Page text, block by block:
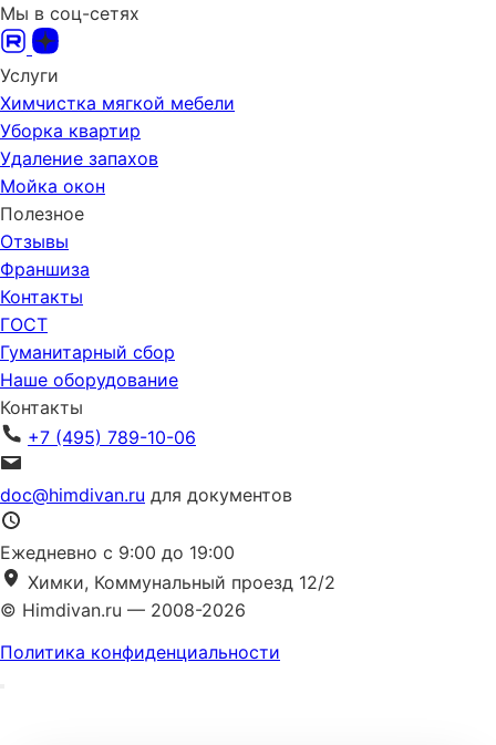
Мы в соц-сетях
Услуги
Химчистка мягкой мебели
Уборка квартир
Удаление запахов
Мойка окон
Полезное
Отзывы
Франшиза
Контакты
ГОСТ
Гуманитарный сбор
Наше оборудование
Контакты
+7 (495) 789-10-06
doc@himdivan.ru для документов
Ежедневно с 9:00 до 19:00
Химки, Коммунальный проезд 12/2
© Himdivan.ru — 2008-2026
Политика конфиденциальности